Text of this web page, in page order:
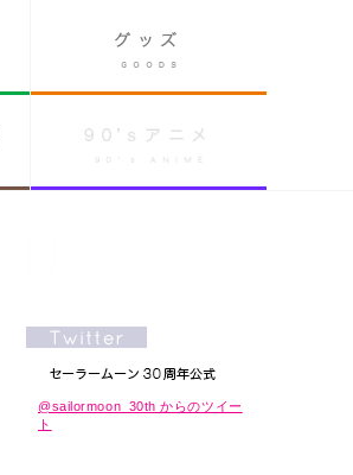
@sailormoon_30th からのツイー
ト